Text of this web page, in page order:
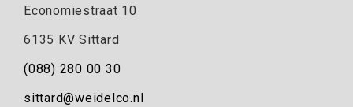
Economiestraat 10
6135 KV Sittard
(088) 280 00 30
sittard@weidelco.nl